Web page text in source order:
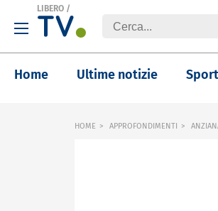
LIBERO /
Home Ultime notizie Sport
HOME APPROFONDIMENTI